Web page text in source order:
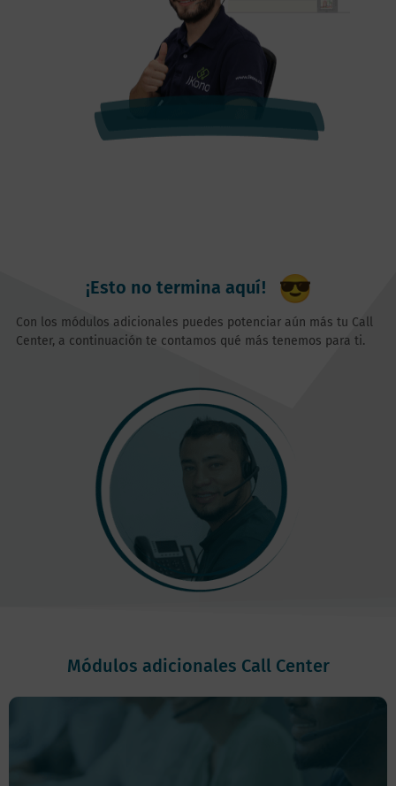
¡Esto no termina aquí!
Con los módulos adicionales puedes potenciar aún más tu Call
Center, a continuación te contamos qué más tenemos para ti.
Módulos adicionales Call Center